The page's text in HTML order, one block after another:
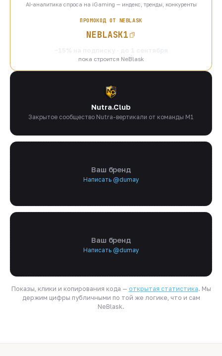
AI-аналитика спроса на iGaming — индекс, тренды, конкуренты
ПРОМОКОД ОТ NEBLASK
NEBLASK1
пока строится NeBlask
Nutra.Club
Закрытое сообщество Nutra-вертикали от команды M1
Ваш бренд
Написать @dumay
Ваш бренд
Написать @dumay
Показы, клики и копирования кода — открытая статистика. Мы
держим цифры публичными по той же логике, что и сам
NeBlask.